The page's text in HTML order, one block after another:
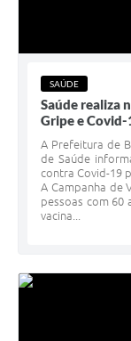
SAÚDE
Saúde realiza
Gripe e
A Prefeitura de
de Saúde
contra Covid-19
A Campanha de
pessoas com 60
vacina...